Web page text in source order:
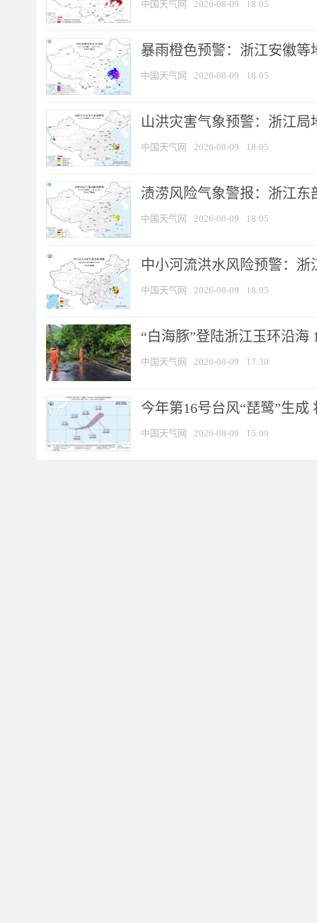
中国天气网 2026-08-09 18:05
暴雨橙色预警：浙江安徽等
中国天气网 2026-08-09 18:05
山洪灾害气象预警：浙江
中国天气网 2026-08-09 18:05
渍涝风险气象警报：浙江
中国天气网 2026-08-09 18:05
中小河流洪水风险预警：
中国天气网 2026-08-09 18:05
“白海豚”登陆浙江玉环沿海
中国天气网 2026-08-09 17:30
今年第16号台风“琵鹭”生
中国天气网 2026-08-09 15:09